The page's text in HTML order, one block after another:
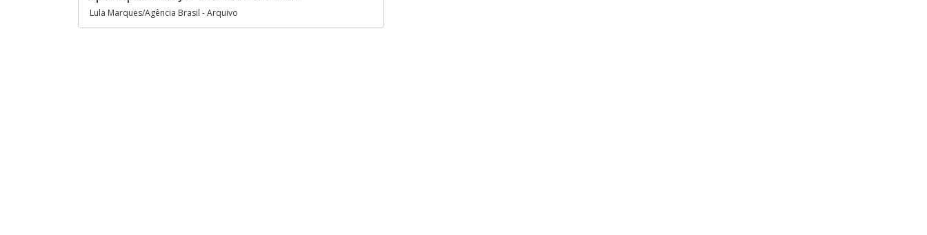
Lula Marques/Agência Brasil - Arquivo